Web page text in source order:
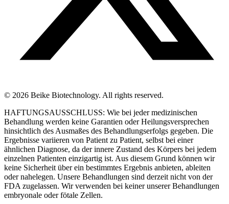
© 2026 Beike Biotechnology. All rights reserved.
HAFTUNGSAUSSCHLUSS: Wie bei jeder medizinischen
Behandlung werden keine Garantien oder Heilungsversprechen
hinsichtlich des Ausmaßes des Behandlungserfolgs gegeben. Die
Ergebnisse variieren von Patient zu Patient, selbst bei einer
ähnlichen Diagnose, da der innere Zustand des Körpers bei jedem
einzelnen Patienten einzigartig ist. Aus diesem Grund können wir
keine Sicherheit über ein bestimmtes Ergebnis anbieten, ableiten
oder nahelegen. Unsere Behandlungen sind derzeit nicht von der
FDA zugelassen. Wir verwenden bei keiner unserer Behandlungen
embryonale oder fötale Zellen.